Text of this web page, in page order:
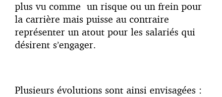
plus vu comme un risque ou un frein pour
la carrière mais puisse au contraire
représenter un atout pour les salariés qui
désirent s’engager.
Plusieurs évolutions sont ainsi envisagées :